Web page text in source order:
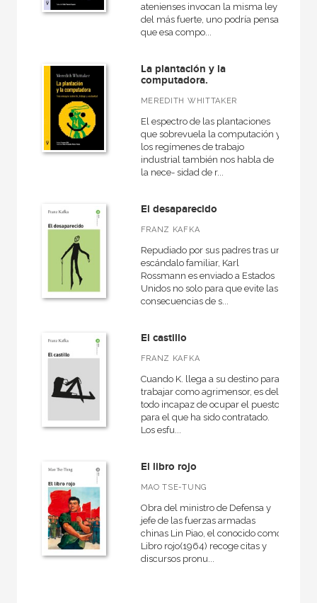
atenienses invocan la misma ley
del más fuerte, uno podría pensar
que esa compo...
La plantación y la
computadora.
MEREDITH WHITTAKER
El espectro de las plantaciones
que sobrevuela la computación y
los regímenes de trabajo
industrial también nos habla de
la nece- sidad de r...
El desaparecido
FRANZ KAFKA
Repudiado por sus padres tras un
escándalo familiar, Karl
Rossmann es enviado a Estados
Unidos no solo para que evite las
consecuencias de s...
El castillo
FRANZ KAFKA
Cuando K. llega a su destino para
trabajar como agrimensor, es del
todo incapaz de ocupar el puesto
para el que ha sido contratado.
Los esfu...
El libro rojo
MAO TSE-TUNG
Obra del ministro de Defensa y
jefe de las fuerzas armadas
chinas Lin Piao, el conocido como
Libro rojo(1964) recoge citas y
discursos pronu...